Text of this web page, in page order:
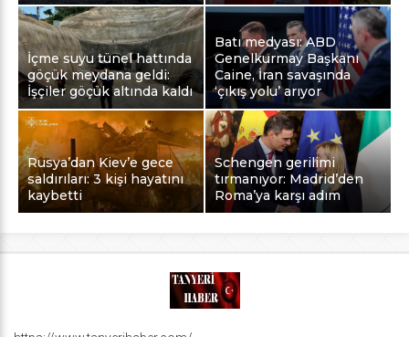
İçme suyu tünel hattında
göçük meydana geldi:
İşçiler göçük altında kaldı
Batı medyası: ABD
Genelkurmay Başkanı
Caine, İran savaşında
‘çıkış yolu’ arıyor
Rusya’dan Kiev’e gece
saldırıları: 3 kişi hayatını
kaybetti
Schengen gerilimi
tırmanıyor: Madrid’den
Roma’ya karşı adım